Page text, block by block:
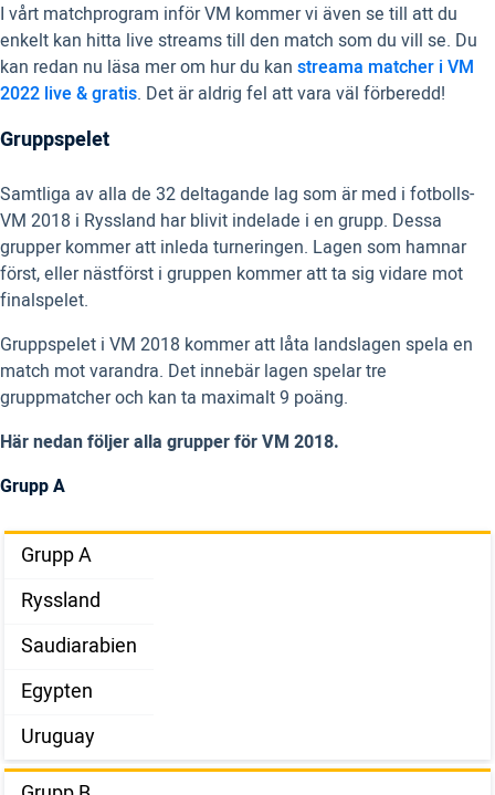
I vårt matchprogram inför VM kommer vi även se till att du
enkelt kan hitta live streams till den match som du vill se. Du
kan redan nu läsa mer om hur du kan streama matcher i VM
2022 live & gratis. Det är aldrig fel att vara väl förberedd!
Gruppspelet
Samtliga av alla de 32 deltagande lag som är med i fotbolls-
VM 2018 i Ryssland har blivit indelade i en grupp. Dessa
grupper kommer att inleda turneringen. Lagen som hamnar
först, eller nästförst i gruppen kommer att ta sig vidare mot
finalspelet.
Gruppspelet i VM 2018 kommer att låta landslagen spela en
match mot varandra. Det innebär lagen spelar tre
gruppmatcher och kan ta maximalt 9 poäng.
Här nedan följer alla grupper för VM 2018.
Grupp A
Grupp A
Ryssland
Saudiarabien
Egypten
Uruguay